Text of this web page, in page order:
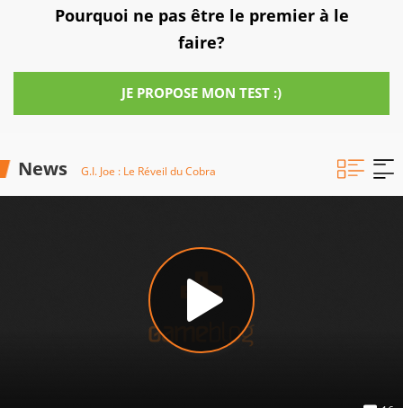
Pourquoi ne pas être le premier à le
faire?
JE PROPOSE MON TEST :)
News G.I. Joe : Le Réveil du Cobra